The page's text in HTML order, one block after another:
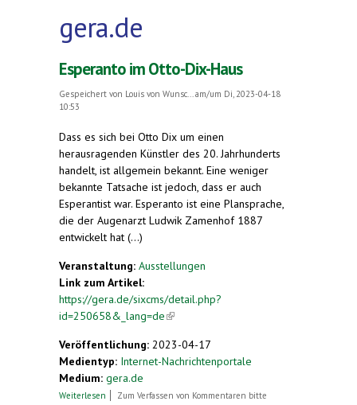
gera.de
Esperanto im Otto-Dix-Haus
Gespeichert von Louis von Wunsc...
am/um Di, 2023-04-18
10:53
Dass es sich bei Otto Dix um einen
herausragenden Künstler des 20. Jahrhunderts
handelt, ist allgemein bekannt. Eine weniger
bekannte Tatsache ist jedoch, dass er auch
Esperantist war. Esperanto ist eine Plansprache,
die der Augenarzt Ludwik Zamenhof 1887
entwickelt hat (...)
Veranstaltung: Ausstellungen
Link zum Artikel:
https://gera.de/sixcms/detail.php?
id=250658&_lang=de(link is external)
Veröffentlichung: 2023-04-17
Medientyp: Internet-Nachrichtenportale
Medium: gera.de
Weiterlesen über Esperanto im Otto-Dix-Haus
Zum Verfassen von Kommentaren bitte